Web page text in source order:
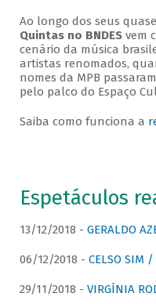
Ao longo dos seus
Quintas no BNDESvem
cenário da música
artistas renomados,
nomes da MPB
pelo palco do Espaço
Saiba como funciona a
Espetáculos
13/12/2018 - GERALDO
06/12/2018 - CELSO SIM
29/11/2018 - VIRGÍNIA